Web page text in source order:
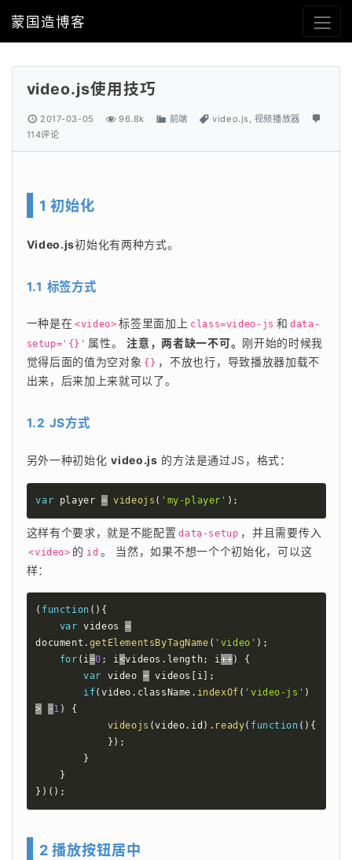
蒙国造博客
video.js使用技巧
2017-03-05 96.8k 前端 video.js, 视频播放器
114评论
1 初始化
Video.js初始化有两种方式。
1.1 标签方式
一种是在 <video> 标签里面加上 class=video-js 和 data-
setup='{}' 属性。 注意，两者缺一不可。 刚开始的时候我
觉得后面的值为空对象 {} ，不放也行，导致播放器加载不
出来，后来加上来就可以了。
1.2 JS方式
另外一种初始化 video.js 的方法是通过JS，格式：
var player = videojs ( 'my-player' ) ;
这样有个要求，就是不能配置 data-setup ，并且需要传入
<video> 的 id 。 当然，如果不想一个个初始化，可以这
样：
( function ( ) {
var videos =
document . getElementsByTagName ( 'video' ) ;
for ( i=0 ; i<videos . length; i++)
{
var video = videos i
;
if( video . className . indexOf ( 'video-js' )
>
- 1 )
{
videojs (video. id ) . ready( function ( ) {
} ) ;
}
}
} ) ( ) ;
2 播放按钮居中